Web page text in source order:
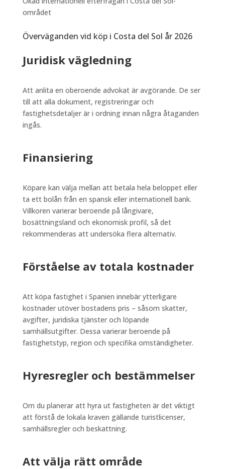
området
Överväganden vid köp i Costa del Sol år 2026
Juridisk vägledning
Att anlita en oberoende advokat är avgörande. De ser
till att alla dokument, registreringar och
fastighetsdetaljer är i ordning innan några åtaganden
ingås.
Finansiering
Köpare kan välja mellan att betala hela beloppet eller
ta ett bolån från en spansk eller internationell bank.
Villkoren varierar beroende på långivare,
bosättningsland och ekonomisk profil, så det
rekommenderas att undersöka flera alternativ.
Förståelse av totala kostnader
Att köpa fastighet i Spanien innebär ytterligare
kostnader utöver bostadens pris – såsom skatter,
avgifter, juridiska tjänster och löpande
samhällsutgifter. Dessa varierar beroende på
fastighetstyp, region och specifika omständigheter.
Hyresregler och bestämmelser
Om du planerar att hyra ut fastigheten är det viktigt
att förstå de lokala kraven gällande turistlicenser,
samhällsregler och beskattning.
Att välja rätt område